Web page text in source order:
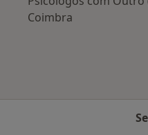
Coimbra